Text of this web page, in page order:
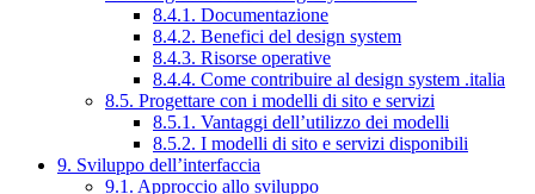
8.4.1. Documentazione
8.4.2. Benefici del design system
8.4.3. Risorse operative
8.4.4. Come contribuire al design system .italia
8.5. Progettare con i modelli di sito e servizi
8.5.1. Vantaggi dell’utilizzo dei modelli
8.5.2. I modelli di sito e servizi disponibili
9. Sviluppo dell’interfaccia
9.1. Approccio allo sviluppo